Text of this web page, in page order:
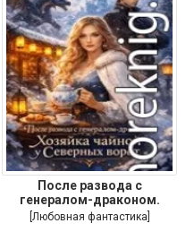
После развода с
генералом-драконом.
Хозяйка
[Любовная фантастика]